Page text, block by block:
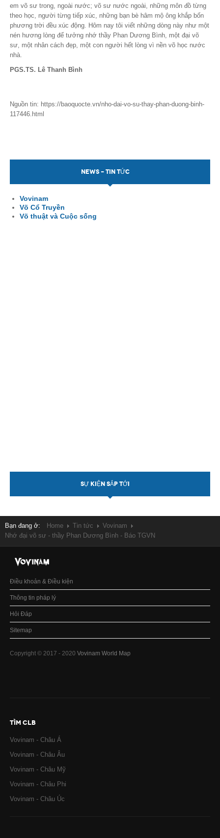
em võ sư trong, ngoài nước; võ sư nước ngoài, những môn đồ từng
theo học, người từng tiếp xúc, những bạn bè hâm mộ ông khắp bốn
phương trời đều xúc động. Hôm nay tôi viết những dòng này như một
nén hương lòng để tưởng nhớ thầy Phan Dương Bình, một đại võ
sư, một nhân cách đẹp, một con người hết lòng vì nền võ học nước
nhà.
PGS.TS. Lê Thanh Bình
Nguồn tin: https://baoquocte.vn/nho-dai-vo-su-thay-phan-duong-binh-
117446.html
NEWS - TIN TỨC
Vovinam
Võ Cổ Truyền
Võ thuật và Cuộc sống
SỰ KIỆN SẮP TỚI
Bạn đang ở: Home Tin tức
Vovinam
Nhớ đại võ sư - thầy Phan Dương Bình - Báo TGVN
Điều khoản & Điều kiện
Thông tin pháp lý
Hỏi Đáp
Sitemap
Copyright © 2017 - 2020 Vovinam World Map
TÌM CLB
Vovinam - Châu Á
Vovinam - Châu Âu
Vovinam - Châu Mỹ
Vovinam - Châu Phi
Vovinam - Châu Úc